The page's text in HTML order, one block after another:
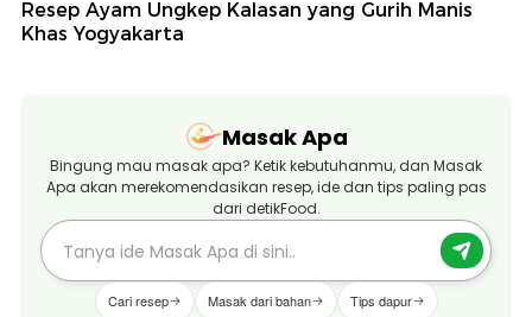
Resep Ayam Ungkep Kalasan yang Gurih Manis
Khas Yogyakarta
Masak Apa
Bingung mau masak apa? Ketik kebutuhanmu, dan Masak
Apa akan merekomendasikan resep, ide dan tips paling pas
dari detikFood.
Cari resep Masak dari bahan Tips dapur